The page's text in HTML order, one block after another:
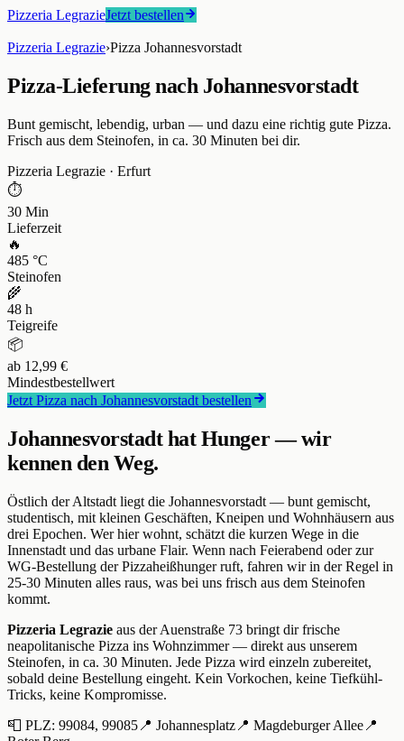
Pizzeria LegrazieJetzt bestellen
Pizzeria Legrazie›Pizza Johannesvorstadt
Pizza-Lieferung nach Johannesvorstadt
Bunt gemischt, lebendig, urban — und dazu eine richtig gute Pizza.
Frisch aus dem Steinofen, in ca. 30 Minuten bei dir.
Pizzeria Legrazie · Erfurt
⏱
30 Min
Lieferzeit
🔥
485 °C
Steinofen
🌾
48 h
Teigreife
📦
ab 12,99 €
Mindestbestellwert
Jetzt Pizza nach Johannesvorstadt bestellen
Johannesvorstadthat Hunger — wir
kennen den Weg.
Östlich der Altstadt liegt die Johannesvorstadt — bunt gemischt,
studentisch, mit kleinen Geschäften, Kneipen und Wohnhäusern aus
drei Epochen. Wer hier wohnt, schätzt die kurzen Wege in die
Innenstadt und das urbane Flair. Wenn nach Feierabend oder zur
WG-Bestellung der Pizzaheißhunger ruft, fahren wir in der Regel in
25-30 Minuten alles raus, was bei uns frisch aus dem Steinofen
kommt.
Pizzeria Legrazie aus der Auenstraße 73 bringt dir frische
neapolitanische Pizza ins Wohnzimmer — direkt aus unserem
Steinofen, in ca. 30 Minuten. Jede Pizza wird einzeln zubereitet,
sobald deine Bestellung eingeht. Kein Vorkochen, keine Tiefkühl-
Tricks, keine Kompromisse.
📮 PLZ: 99084, 99085 📍 Johannesplatz 📍 Magdeburger Allee 📍